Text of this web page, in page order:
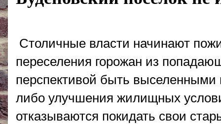
Столичные власти начинают
переселения горожан из
перспективой быть выселенными
либо улучшения жилищных
отказываются покидать свои